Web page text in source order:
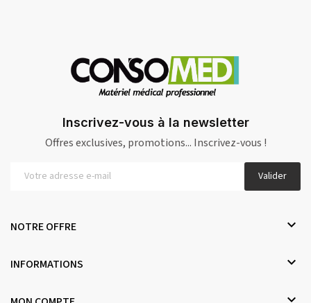
Inscrivez-vous à la newsletter
Offres exclusives, promotions... Inscrivez-vous !
Valider
NOTRE OFFRE 
INFORMATIONS 
